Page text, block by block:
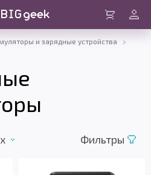
Войти
и зарядные устройства
Фильтры